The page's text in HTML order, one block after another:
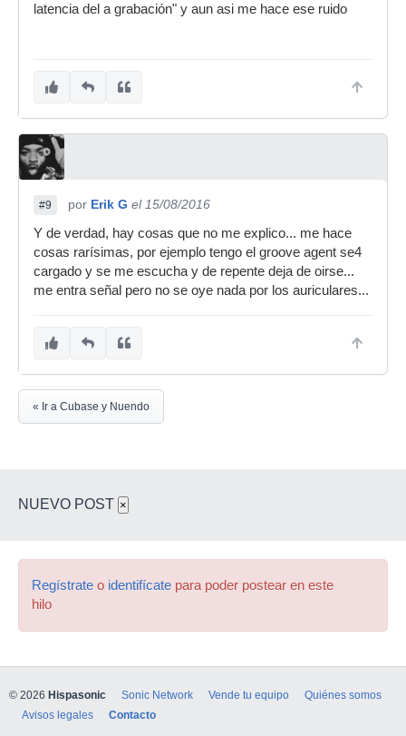
latencia del a grabación" y aun asi me hace ese ruido
#9 por Erik G el 15/08/2016
Y de verdad, hay cosas que no me explico... me hace
cosas rarísimas, por ejemplo tengo el groove agent se4
cargado y se me escucha y de repente deja de oirse...
me entra señal pero no se oye nada por los auriculares...
« Ir a Cubase y Nuendo
NUEVO POST ×
Regístrate o identifícate para poder postear en este
hilo
© 2026 Hispasonic Sonic Network Vende tu equipo
Quiénes somos
Avisos legales
Contacto